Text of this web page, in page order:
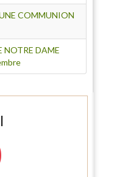
COMMUNION
NOTRE DAME